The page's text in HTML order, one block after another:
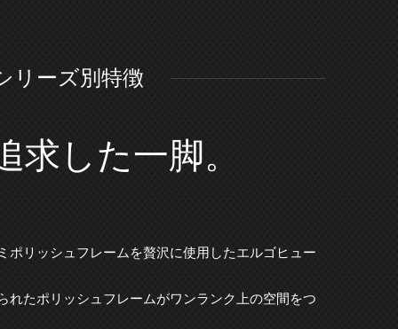
リーズ別特徴
求した一脚。
ポリッシュフレームを贅沢に使用したエルゴヒュー
れたポリッシュフレームがワンランク上の空間をつ